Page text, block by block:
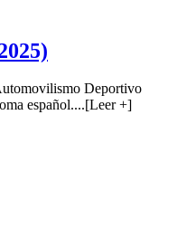
Deportivo
español....[Leer +]